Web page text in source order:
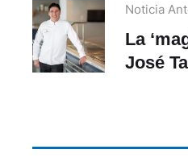
Noticia
La
José